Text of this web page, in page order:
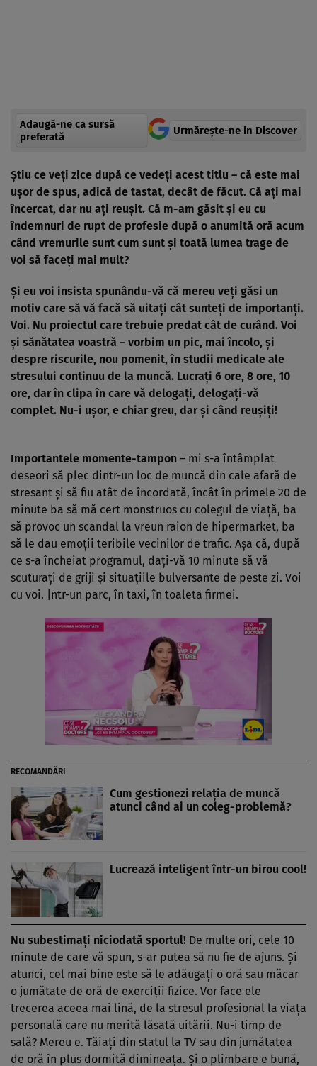
Adaugă-ne ca sursă
preferată
Urmărește-ne in Discover
Ştiu ce veţi zice după ce vedeţi acest titlu – că este mai
uşor de spus, adică de tastat, decât de făcut. Că aţi mai
încercat, dar nu aţi reuşit. Că m-am găsit şi eu cu
îndemnuri de rupt de profesie după o anumită oră acum
când vremurile sunt cum sunt şi toată lumea trage de
voi să faceţi mai mult?
Şi eu voi insista spunându-vă că mereu veţi găsi un
motiv care să vă facă să uitaţi cât sunteţi de importanţi.
Voi. Nu proiectul care trebuie predat cât de curând. Voi
şi sănătatea voastră – vorbim un pic, mai încolo, şi
despre riscurile, nou pomenit, în studii medicale ale
stresului continuu de la muncă. Lucraţi 6 ore, 8 ore, 10
ore, dar în clipa în care vă delogaţi, delogaţi-vă
complet. Nu-i uşor, e chiar greu, dar şi când reuşiţi!
Importantele momente-tampon – mi s-a întâmplat
deseori să plec dintr-un loc de muncă din cale afară de
stresant şi să fiu atât de încordată, încât în primele 20 de
minute ba să mă cert monstruos cu colegul de viaţă, ba
să provoc un scandal la vreun raion de hipermarket, ba
să le dau emoţii teribile vecinilor de trafic. Aşa că, după
ce s-a încheiat programul, daţi-vă 10 minute să vă
scuturaţi de griji şi situaţiile bulversante de peste zi. Voi
cu voi. |ntr-un parc, în taxi, în toaleta firmei.
RECOMANDĂRI
Cum gestionezi relaţia de muncă
atunci când ai un coleg-problemă?
Lucrează inteligent într-un birou cool!
Nu subestimaţi niciodată sportul! De multe ori, cele 10
minute de care vă spun, s-ar putea să nu fie de ajuns. Şi
atunci, cel mai bine este să le adăugaţi o oră sau măcar
o jumătate de oră de exerciţii fizice. Vor face ele
trecerea aceea mai lină, de la stresul profesional la viaţa
personală care nu merită lăsată uitării. Nu-i timp de
sală? Mereu e. Tăiaţi din statul la TV sau din jumătatea
de oră în plus dormită dimineaţa. Şi o plimbare e bună,